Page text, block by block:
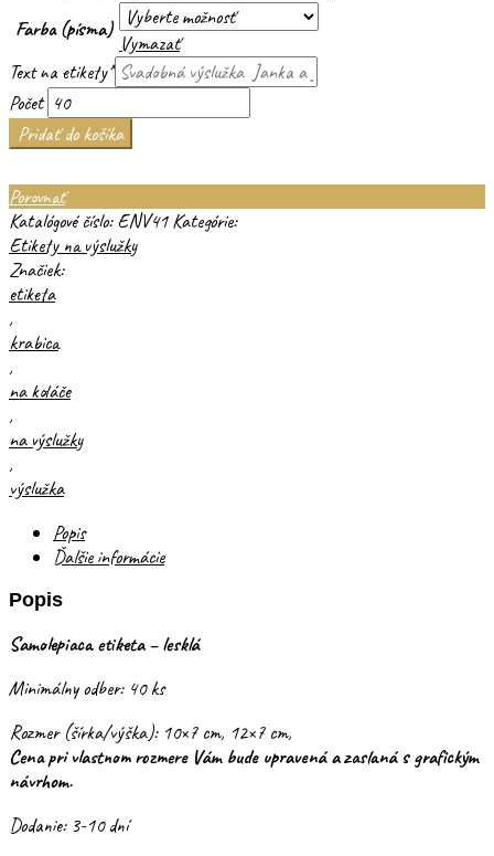
Farba (písma)
Vymazať
Text na etikety*
Počet
Pridať do košíka
Porovnať
Katalógové číslo: ENV41 Kategórie:
Etikety na výslužky
Značiek:
etiketa
,
krabica
,
na koláče
,
na výslužky
,
výslužka
Popis
Ďalšie informácie
Popis
Samolepiaca etiketa – lesklá
Minimálny odber: 40 ks
Rozmer (šírka/výška): 10×7 cm, 12×7 cm,
Cena pri vlastnom rozmere Vám bude upravená a zaslaná s grafickým
návrhom.
Dodanie: 3-10 dní